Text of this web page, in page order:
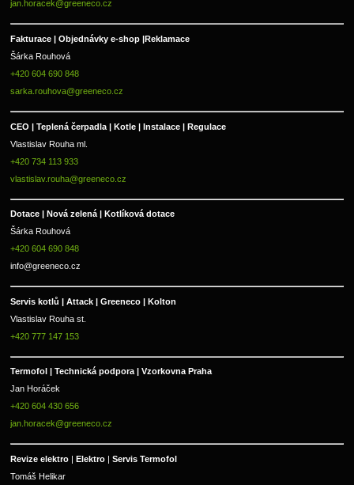
jan.horacek@greeneco.cz
Fakturace | Objednávky e-shop |Reklamace
Šárka Rouhová
+420 604 690 848
sarka.rouhova@greeneco.cz
CEO | Teplená čerpadla | Kotle | Instalace | Regulace
Vlastislav Rouha ml.
+420 734 113 933
vlastislav.rouha@greeneco.cz
Dotace | Nová zelená | Kotlíková dotace
Šárka Rouhová
+420 604 690 848
info@greeneco.cz
Servis kotlů | Attack | Greeneco | Kolton
Vlastislav Rouha st.
+420 777 147 153
Termofol | Technická podpora | Vzorkovna Praha
Jan Horáček
+420 604 430 656
jan.horacek@greeneco.cz
Revize elektro | Elektro | Servis Termofol
Tomáš Helikar